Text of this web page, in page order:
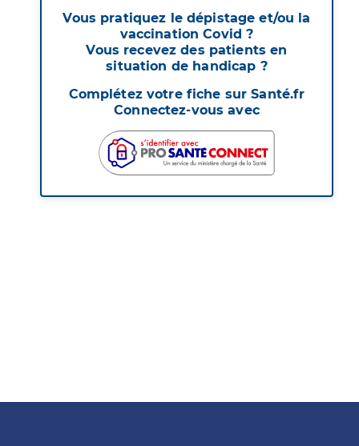
Vous pratiquez le dépistage et/ou la
vaccination Covid ?
Vous recevez des patients en
situation de handicap ?
Complétez votre fiche sur Santé.fr
Connectez-vous avec